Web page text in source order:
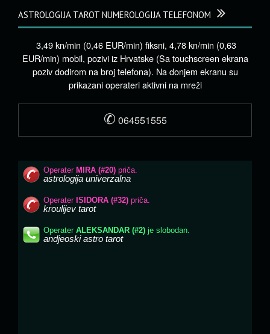
ASTROLOGIJA TAROT NUMEROLOGIJA TELEFONOM
3,49 kn/min (0,46 EUR/min) fiksni, 4,78 kn/min (0,63
EUR/min) mobil, pozivi iz Hrvatske (Sa touchscreen ekrana
poziv dodirom na broj telefona). Na donjem ekranu su
prikazani operateri aktivni na mreži
✆ 064551555